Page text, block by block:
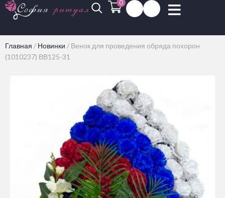
0
Главная / Новинки / Венок для проведения обряда похорон
(1010237) ВВ125-31